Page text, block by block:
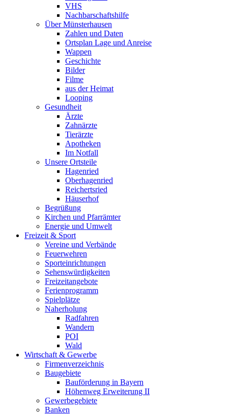
VHS
Nachbarschaftshilfe
Über Münsterhausen
Zahlen und Daten
Ortsplan Lage und Anreise
Wappen
Geschichte
Bilder
Filme
aus der Heimat
Looping
Gesundheit
Ärzte
Zahnärzte
Tierärzte
Apotheken
Im Notfall
Unsere Ortsteile
Hagenried
Oberhagenried
Reichertsried
Häuserhof
Begrüßung
Kirchen und Pfarrämter
Energie und Umwelt
Freizeit & Sport
Vereine und Verbände
Feuerwehren
Sporteinrichtungen
Sehenswürdigkeiten
Freizeitangebote
Ferienprogramm
Spielplätze
Naherholung
Radfahren
Wandern
POI
Wald
Wirtschaft & Gewerbe
Firmenverzeichnis
Baugebiete
Bauförderung in Bayern
Höhenweg Erweiterung II
Gewerbegebiete
Banken